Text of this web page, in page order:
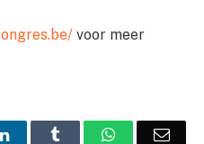
voor meer
LinkedIn Tumblr WhatsApp